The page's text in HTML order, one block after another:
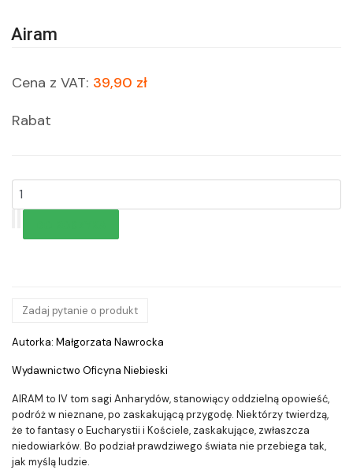
Airam
Cena z VAT: 39,90 zł
Rabat
Zadaj pytanie o produkt
Autorka: Małgorzata Nawrocka
Wydawnictwo Oficyna Niebieski
AIRAM to IV tom sagi Anharydów, stanowiący oddzielną opowieść,
podróż w nieznane, po zaskakującą przygodę. Niektórzy twierdzą,
że to fantasy o Eucharystii i Kościele, zaskakujące, zwłaszcza
niedowiarków. Bo podział prawdziwego świata nie przebiega tak,
jak myślą ludzie.